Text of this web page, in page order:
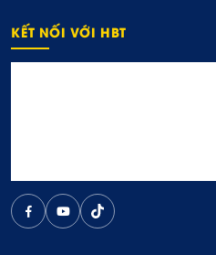
KẾT NỐI VỚI HBT